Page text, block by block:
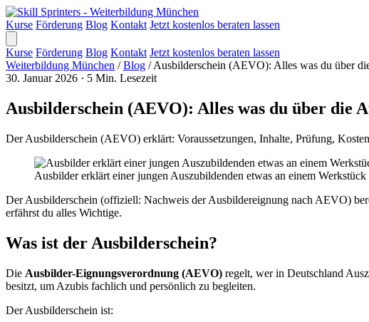
Kurse Förderung Blog Kontakt Jetzt kostenlos beraten lassen
Kurse Förderung Blog Kontakt Jetzt kostenlos beraten lassen
Weiterbildung München / Blog / Ausbilderschein (AEVO): Alles was du über
30. Januar 2026 · 5 Min. Lesezeit
Ausbilderschein (AEVO): Alles was du über die
Der Ausbilderschein (AEVO) erklärt: Voraussetzungen, Inhalte, Prüfung,
Ausbilder erklärt einer jungen Auszubildenden etwas an einem
Der Ausbilderschein (offiziell: Nachweis der Ausbildereignung nach AEVO)
erfährst du alles Wichtige.
Was ist der Ausbilderschein?
Die Ausbilder-Eignungsverordnung (AEVO) regelt, wer in Deutschland
besitzt, um Azubis fachlich und persönlich zu begleiten.
Der Ausbilderschein ist: